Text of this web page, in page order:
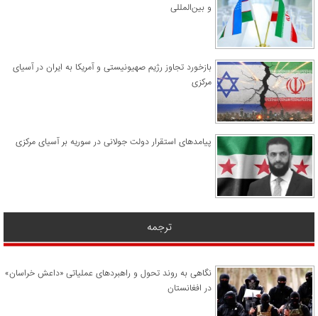
و بین‌المللی
​بازخورد تجاوز رژیم صهیونیستی و آمریکا به ایران در آسیای
مرکزی
پیامدهای استقرار دولت جولانی در سوریه بر آسیای مرکزی
ترجمه
نگاهی به روند تحول و راهبردهای عملیاتی «داعش خراسان»
در افغانستان